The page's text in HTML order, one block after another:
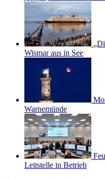
Wismar aus in See
Warnemünde
Leitstelle in Betrieb